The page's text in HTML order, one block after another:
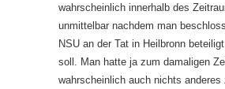
wahrscheinlich innerhalb des
unmittelbar nachdem man
NSU an der Tat in Heilbronn
soll. Man hatte ja zum damaligen
wahrscheinlich auch nichts anderes